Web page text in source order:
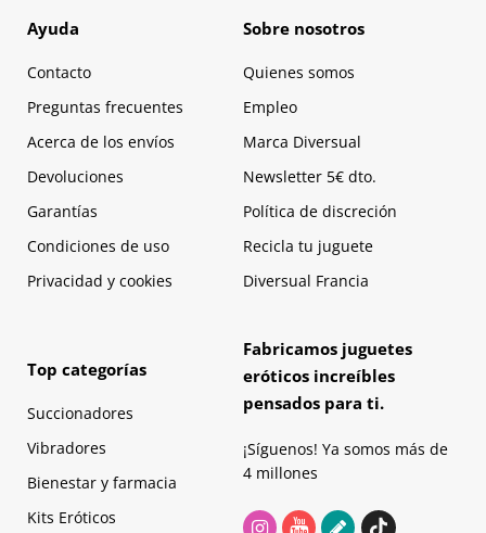
Ayuda
Contacto
Preguntas frecuentes
Acerca de los envíos
Devoluciones
Garantías
Condiciones de uso
Privacidad y cookies
Sobre nosotros
Quienes somos
Empleo
Marca Diversual
Newsletter 5€ dto.
Política de discreción
Recicla tu juguete
Diversual Francia
Top categorías
Succionadores
Vibradores
Bienestar y farmacia
Kits Eróticos
Fabricamos juguetes
eróticos increíbles
pensados para ti.
¡Síguenos! Ya somos más de
4 millones